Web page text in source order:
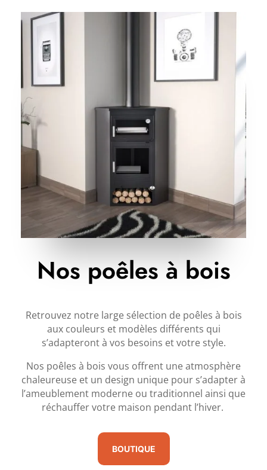
Nos poêles à bois
Retrouvez notre large sélection de poêles à bois
aux couleurs et modèles différents qui
s’adapteront à vos besoins et votre style.
Nos poêles à bois vous offrent une atmosphère
chaleureuse et un design unique pour s’adapter à
l’ameublement moderne ou traditionnel ainsi que
réchauffer votre maison pendant l’hiver.
BOUTIQUE